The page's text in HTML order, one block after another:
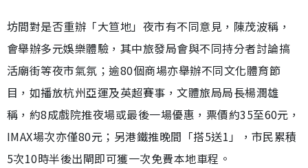
坊間對是否重辦「大笪地」夜市有不同意見，陳茂波稱，
會舉辦多元娛樂體驗，其中旅發局會與不同持分者討論搞
活廟街等夜市氣氛；逾80個商場亦舉辦不同文化體育節
目，如播放杭州亞運及英超賽事，文體旅局局長楊潤雄
稱，約8成戲院推夜場或最後一場優惠，票價約35至60元，
IMAX場次亦僅80元；另港鐵推晚間「搭5送1」，市民累積
5次10時半後出閘即可獲一次免費本地車程。